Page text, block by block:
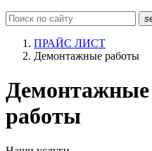
ПРАЙС ЛИСТ
Демонтажные работы
Демонтажные
работы